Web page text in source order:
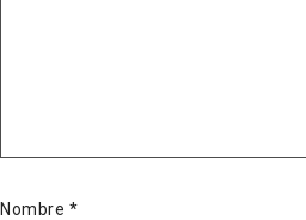
Nombre *